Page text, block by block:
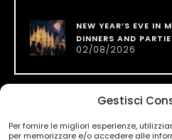
Gestisci
Per fornire le migliori esperienze,
per memorizzare e/o accedere alle
NEW YEAR’S EVE IN
DINNERS AND
02/08/2026